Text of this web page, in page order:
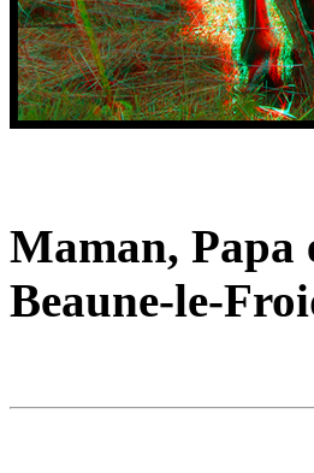
Maman, Papa
Beaune-le-